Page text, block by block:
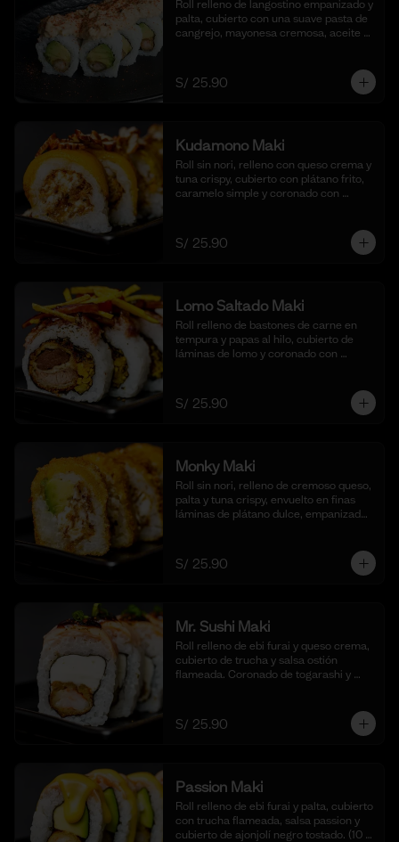
Roll relleno de langostino empanizado y
palta, cubierto con una suave pasta de
cangrejo, mayonesa cremosa, aceite
cortes).
S/ 25.90
Kudamono Maki
Roll sin nori, relleno con queso crema y
tuna crispy, cubierto con plátano frito,
caramelo simple y coronado con
S/ 25.90
Lomo Saltado Maki
Roll relleno de bastones de carne en
tempura y papas al hilo, cubierto de
láminas de lomo y coronado con
Acompañado de nuestra salsa shoyu.
(10 cortes)
S/ 25.90
Monky Maki
Roll sin nori, relleno de cremoso queso,
palta y tuna crispy, envuelto en finas
láminas de plátano dulce, empanizado
maracuyá y quinua crocante. (10
cortes).
S/ 25.90
Mr. Sushi Maki
Roll relleno de ebi furai y queso crema,
cubierto de trucha y salsa ostión
flameada. Coronado de togarashi y
S/ 25.90
Passion Maki
Roll relleno de ebi furai y palta, cubierto
con trucha flameada, salsa passion y
cubierto de ajonjolí negro tostado. (10